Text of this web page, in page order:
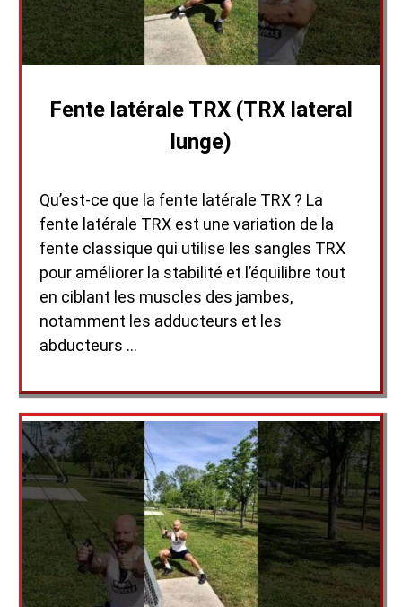
Fente latérale TRX (TRX lateral
lunge)
Qu’est-ce que la fente latérale TRX ? La
fente latérale TRX est une variation de la
fente classique qui utilise les sangles TRX
pour améliorer la stabilité et l’équilibre tout
en ciblant les muscles des jambes,
notamment les adducteurs et les
abducteurs …